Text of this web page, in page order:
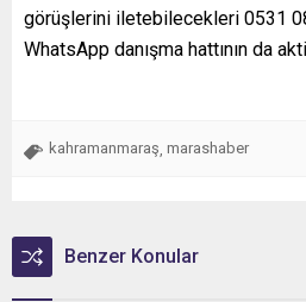
görüşlerini iletebilecekleri 0531
WhatsApp danışma hattının da
kahramanmaraş marashaber
Benzer Konular